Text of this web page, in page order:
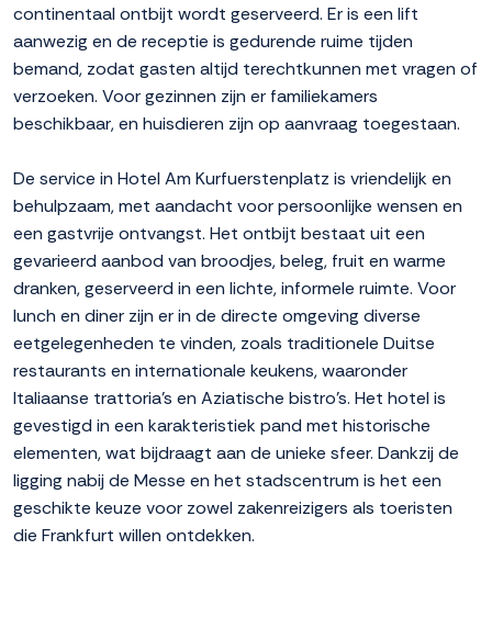
continentaal ontbijt wordt geserveerd. Er is een lift
aanwezig en de receptie is gedurende ruime tijden
bemand, zodat gasten altijd terechtkunnen met vragen of
verzoeken. Voor gezinnen zijn er familiekamers
beschikbaar, en huisdieren zijn op aanvraag toegestaan.
De service in Hotel Am Kurfuerstenplatz is vriendelijk en
behulpzaam, met aandacht voor persoonlijke wensen en
een gastvrije ontvangst. Het ontbijt bestaat uit een
gevarieerd aanbod van broodjes, beleg, fruit en warme
dranken, geserveerd in een lichte, informele ruimte. Voor
lunch en diner zijn er in de directe omgeving diverse
eetgelegenheden te vinden, zoals traditionele Duitse
restaurants en internationale keukens, waaronder
Italiaanse trattoria's en Aziatische bistro's. Het hotel is
gevestigd in een karakteristiek pand met historische
elementen, wat bijdraagt aan de unieke sfeer. Dankzij de
ligging nabij de Messe en het stadscentrum is het een
geschikte keuze voor zowel zakenreizigers als toeristen
die Frankfurt willen ontdekken.